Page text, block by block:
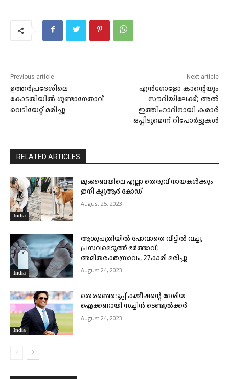
Previous article
ഉത്തര്‍പ്രദേശിലെ
കോടതിയില്‍ ഗുണ്ടാനേതാവ്
വെടിയേറ്റ് മരിച്ചു
Next article
എൻഗോളോ കാന്റെയും
സൗദിയിലേക്ക്; അൽ
ഇത്തിഹാദിനായി കരാർ
ഒപ്പിടുമെന്ന് റിപോർട്ടുകൾ
RELATED ARTICLES
India
മുംബൈയിലെ എല്ലാ തെരുവ് നായകൾക്കും
ഇനി ക്യുആർ കോഡ്
August 25, 2023
India
ആശുപത്രിയിൽ പോവാതെ വീട്ടിൽ വച്ചു
പ്രസവമെടുത്ത് ഭർത്താവ്;
അമിതരക്തസ്രാവം, 27കാരി മരിച്ചു
August 24, 2023
India
തെരഞ്ഞെടുപ്പ് കമ്മീഷന്റെ ദേശീയ
ഐക്കണായി സച്ചിൻ ടെ​ണ്ടു​ൽ​ക്കർ
August 24, 2023